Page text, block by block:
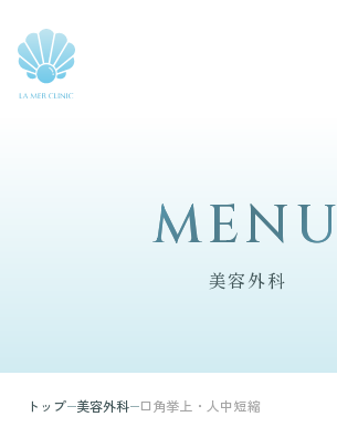
MENU
MENU
美容外科
トップ 美容外科 口角挙上・人中短縮